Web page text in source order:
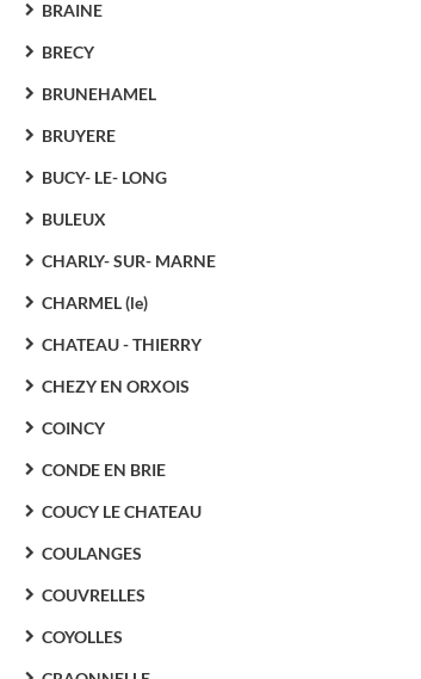
BRAINE
BRECY
BRUNEHAMEL
BRUYERE
BUCY- LE- LONG
BULEUX
CHARLY- SUR- MARNE
CHARMEL (le)
CHATEAU - THIERRY
CHEZY EN ORXOIS
COINCY
CONDE EN BRIE
COUCY LE CHATEAU
COULANGES
COUVRELLES
COYOLLES